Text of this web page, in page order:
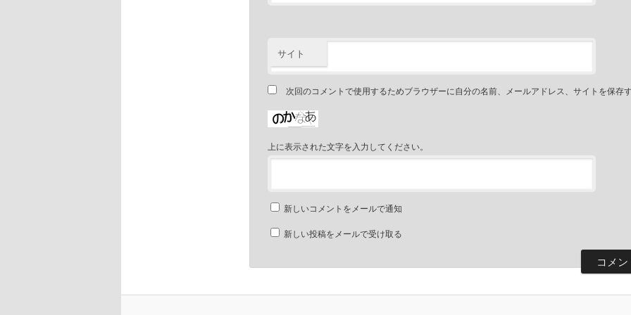
サイト
次回のコメントで使用するためブラウザーに自分の名前、メールアドレス、サイトを保存
上に表示された文字を入力してください。
新しいコメントをメールで通知
新しい投稿をメールで受け取る